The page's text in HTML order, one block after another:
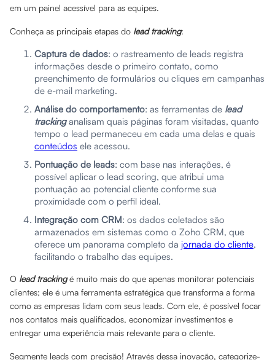
em um painel acessível para as equipes.
Conheça as principais etapas do lead tracking:
Captura de dados: o rastreamento de leads registra
informações desde o primeiro contato, como
preenchimento de formulários ou cliques em campanhas
de e-mail marketing.
Análise do comportamento: as ferramentas de lead
trackinganalisam quais páginas foram visitadas, quanto
tempo o lead permaneceu em cada uma delas e quais
conteúdos ele acessou.
Pontuação de leads: com base nas interações, é
possível aplicar o lead scoring, que atribui uma
pontuação ao potencial cliente conforme sua
proximidade com o perfil ideal.
Integração com CRM: os dados coletados são
armazenados em sistemas como o Zoho CRM, que
oferece um panorama completo da jornada do cliente,
facilitando o trabalho das equipes.
O lead trackingé muito mais do que apenas monitorar potenciais
clientes; ele é uma ferramenta estratégica que transforma a forma
como as empresas lidam com seus leads. Com ele, é possível focar
nos contatos mais qualificados, economizar investimentos e
entregar uma experiência mais relevante para o cliente.
Segmente leads com precisão! Através dessa inovação, categorize-